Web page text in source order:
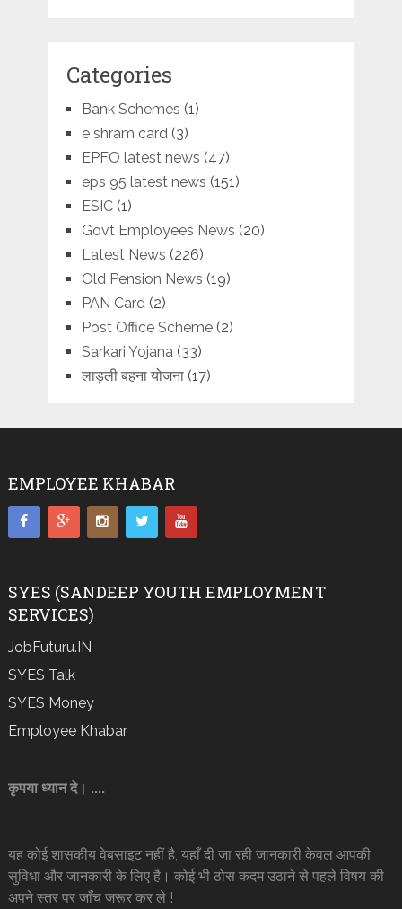
Categories
Bank Schemes (1)
e shram card(3)
EPFO latest news (47)
eps 95 latest news (151)
ESIC(1)
Govt Employees News (20)
Latest News (226)
Old Pension News (19)
PAN Card(2)
Post Office Scheme(2)
Sarkari Yojana(33)
लाड़ली बहना योजना(17)
EMPLOYEE KHABAR
SYES (SANDEEP YOUTH EMPLOYMENT
SERVICES)
JobFuturu.IN
SYES Talk
SYES Money
Employee Khabar
कृपया ध्यान दे। ....
यह कोई शासकीय वेबसाइट नहीं है, यहाँ दी जा रही जानकारी केवल आपकी
सुविधा और जानकारी के लिए है। कोई भी ठोस कदम उठाने से पहले विषय की
अपने स्तर पर जाँच जरूर कर ले !